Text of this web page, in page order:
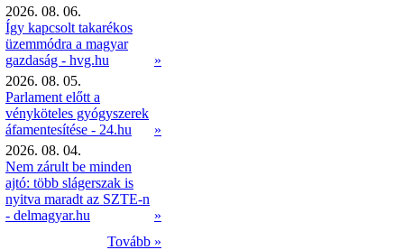
2026. 08. 06.
Így kapcsolt takarékos
üzemmódra a magyar
gazdaság - hvg.hu
»
2026. 08. 05.
Parlament előtt a
vényköteles gyógyszerek
áfamentesítése - 24.hu
»
2026. 08. 04.
Nem zárult be minden
ajtó: több slágerszak is
nyitva maradt az SZTE-n
- delmagyar.hu
»
Tovább »